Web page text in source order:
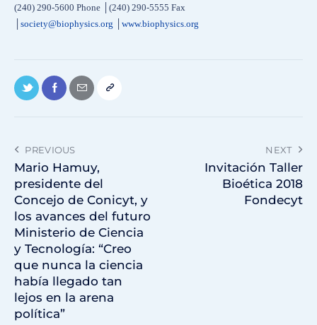
(240) 290-5600 Phone │(240) 290-5555 Fax
society@biophysics.org www.biophysics.org
PREVIOUS
Mario Hamuy,
presidente del
Concejo de Conicyt, y
los avances del futuro
Ministerio de Ciencia
y Tecnología: “Creo
que nunca la ciencia
había llegado tan
lejos en la arena
política”
NEXT
Invitación Taller
Bioética 2018
Fondecyt